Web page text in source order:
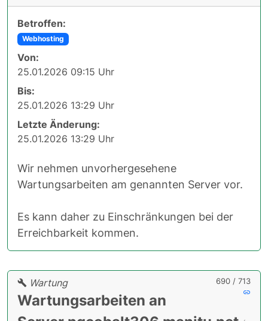
Betroffen:
Webhosting
Von:
25.01.2026 09:15 Uhr
Bis:
25.01.2026 13:29 Uhr
Letzte Änderung:
25.01.2026 13:29 Uhr
Wir nehmen unvorhergesehene
Wartungsarbeiten am genannten Server vor.
Es kann daher zu Einschränkungen bei der
Erreichbarkeit kommen.
690 / 713
Wartung
Wartungsarbeiten an